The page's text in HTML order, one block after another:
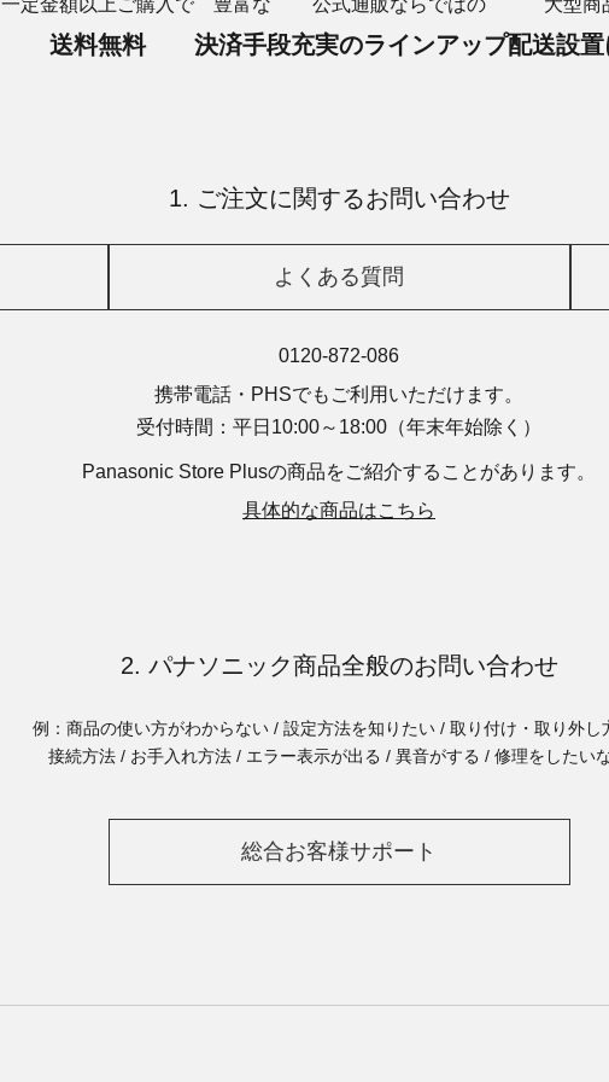
一定金額以上ご購入で
送料無料
豊富な
決済手段
公式通販ならではの
充実のラインアップ
大型商
配送設
1. ご注文に関するお問い合わせ
よくある質問
0120-872-086
携帯電話・PHSでもご利用いただけます。
受付時間：平日10:00～18:00 （年末年始除く）
Panasonic Store Plusの商品をご紹介することがあります。
具体的な商品はこちら
2. パナソニック商品全般のお問い合わせ
例：商品の使い方がわからない / 設定方法を知りたい / 取り付け・取り外し
接続方法 / お手入れ方法 / エラー表示が出る / 異音がする / 修理をしたい
総合お客様サポート